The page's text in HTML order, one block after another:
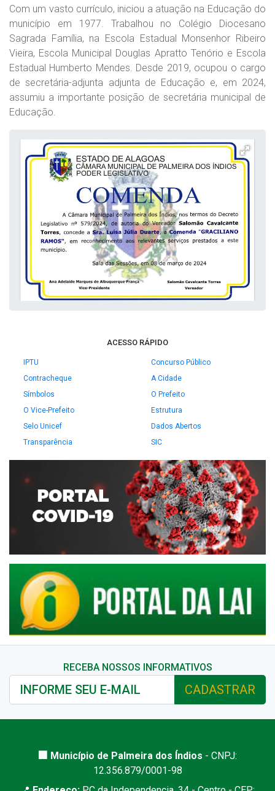
Com um vasto currículo, iniciou a atuação na Educação do
município em 1977. Trabalhou no Colégio Diocesano
Sagrada Família, na Escola Estadual Monsenhor Ribeiro
Vieira, Escola Municipal Douglas Apratto Tenório e Escola
Estadual Humberto Mendes. Desde 2019, ocupou o cargo
de secretária-adjunta adjunta de Educação e, em 2024,
assumiu a importante posição de secretária municipal de
Educação.
ACESSO RÁPIDO
IPTU
Concurso Público
Contracheque
A Cidade
Símbolos
O Prefeito
O Vice-Prefeito
Estrutura
Selo Unicef
Dados Abertos
Transparência
SIC
RECEBA NOSSOS INFORMATIVOS
CADASTRAR
🏢 Município de Palmeira dos Índios - CNPJ:
12.356.879/0001-98